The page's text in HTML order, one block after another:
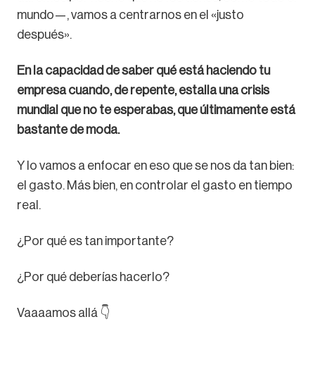
mundo—, vamos a centrarnos en el «justo
después».
En la capacidad de saber qué está haciendo tu
empresa cuando, de repente, estalla una crisis
mundial que no te esperabas, que últimamente está
bastante de moda.
Y lo vamos a enfocar en eso que se nos da tan bien:
el gasto. Más bien, en controlar el gasto en tiempo
real.
¿Por qué es tan importante?
¿Por qué deberías hacerlo?
Vaaaamos allá 👇